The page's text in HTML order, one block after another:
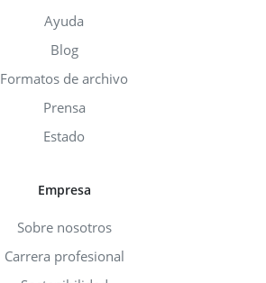
Ayuda
Blog
Formatos de archivo
Prensa
Estado
Empresa
Sobre nosotros
Carrera profesional